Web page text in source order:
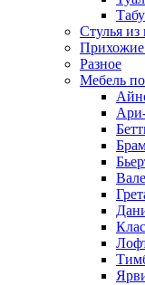
Стулья из
Прихожие
Разное
Мебель